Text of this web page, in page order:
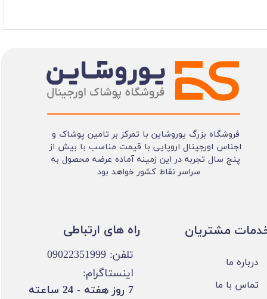
فروشگاه بزرگ یوروشاین با تمرکز بر تامین پوشاک و
اجناس اورجینال اروپایی با قیمت مناسب با بیش از
پنج سال تجربه در این زمینه آماده عرضه محصول به
سراسر نقاط کشور خواهد بود
مشتریان
درباره ما
تماس با ما
تلفن: 09022351999
اینستاگرام:
​7 روز هفته - 24 ساعته ​​​​​​​
​​راه های ارتباطی